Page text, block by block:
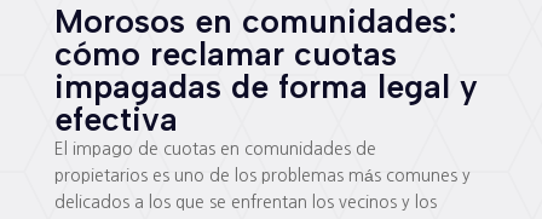
Morosos en comunidades:
cómo reclamar cuotas
impagadas de forma legal y
efectiva
El impago de cuotas en comunidades de
propietarios es uno de los problemas más comunes y
delicados a los que se enfrentan los vecinos y los